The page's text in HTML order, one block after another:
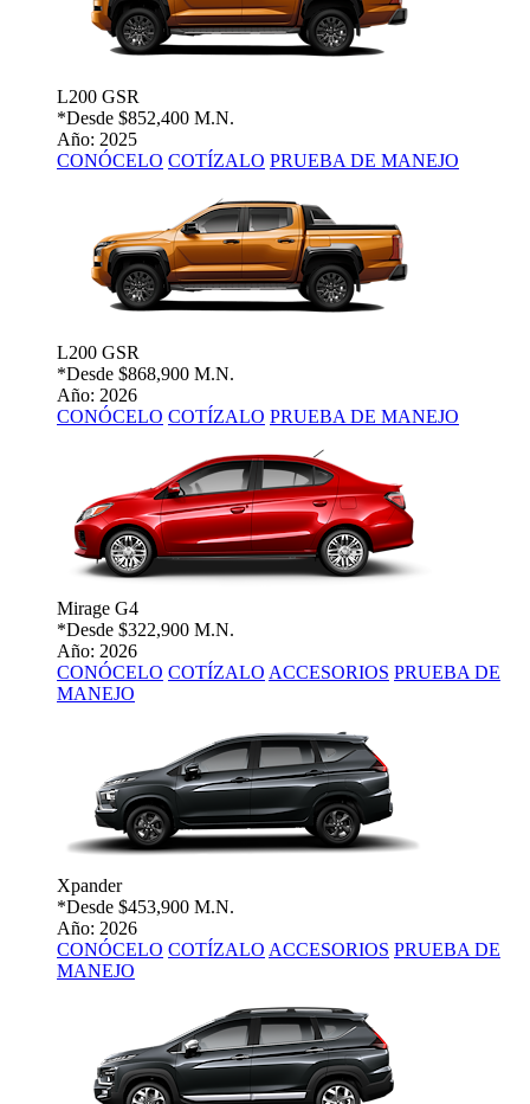
L200 GSR
*Desde $852,400 M.N.
Año: 2025
CONÓCELO COTÍZALO PRUEBA DE MANEJO
L200 GSR
*Desde $868,900 M.N.
Año: 2026
CONÓCELO COTÍZALO PRUEBA DE MANEJO
Mirage G4
*Desde $322,900 M.N.
Año: 2026
CONÓCELO COTÍZALO ACCESORIOS PRUEBA DE
MANEJO
Xpander
*Desde $453,900 M.N.
Año: 2026
CONÓCELO COTÍZALO ACCESORIOS PRUEBA DE
MANEJO